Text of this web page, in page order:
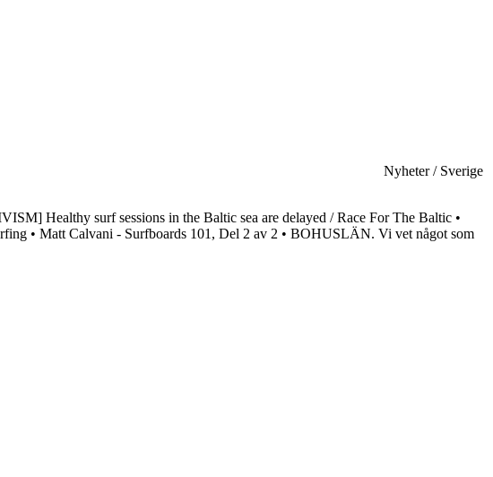
Nyheter / Sverige
Healthy surf sessions in the Baltic sea are delayed / Race For The Baltic •
• Matt Calvani - Surfboards 101, Del 2 av 2 • BOHUSLÄN. Vi vet något som